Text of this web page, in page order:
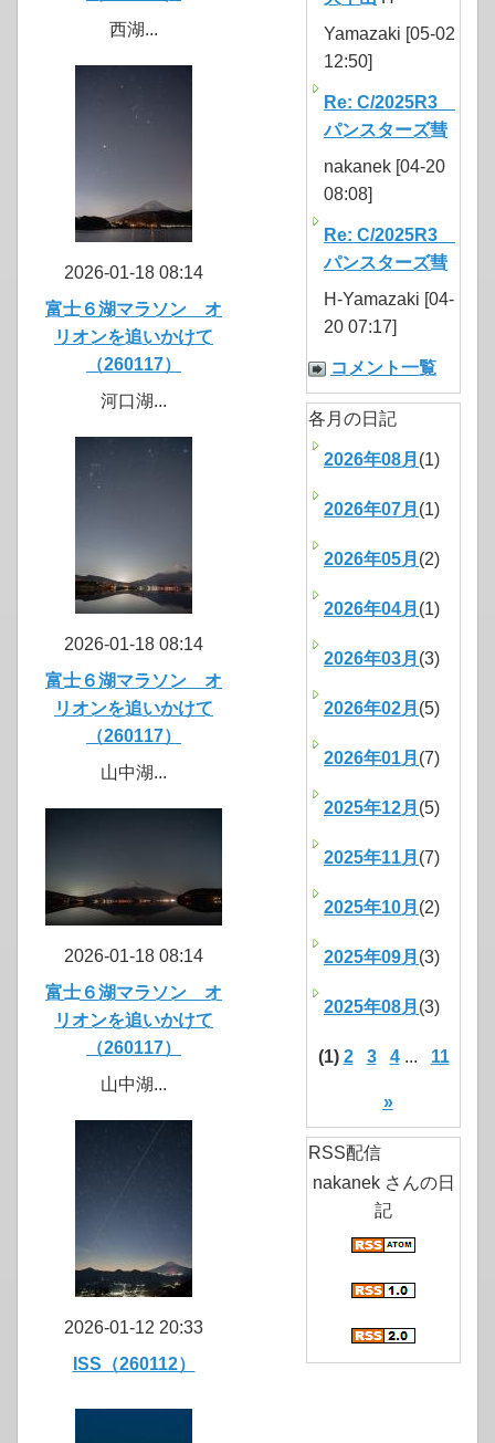
西湖...
2026-01-18 08:14
富士６湖マラソン オ
リオンを追いかけて
（260117）
河口湖...
2026-01-18 08:14
富士６湖マラソン オ
リオンを追いかけて
（260117）
山中湖...
2026-01-18 08:14
富士６湖マラソン オ
リオンを追いかけて
（260117）
山中湖...
2026-01-12 20:33
ISS（260112）
Yamazaki [05-02
12:50]
Re: C/2025R3
パンスターズ彗
nakanek [04-20
08:08]
Re: C/2025R3
パンスターズ彗
H-Yamazaki [04-
20 07:17]
コメント一覧
各月の日記
2026年08月 (1)
2026年07月 (1)
2026年05月 (2)
2026年04月 (1)
2026年03月 (3)
2026年02月 (5)
2026年01月 (7)
2025年12月 (5)
2025年11月 (7)
2025年10月 (2)
2025年09月 (3)
2025年08月 (3)
(1) 2 3 4... 11
»
RSS配信
nakanek さんの日
記